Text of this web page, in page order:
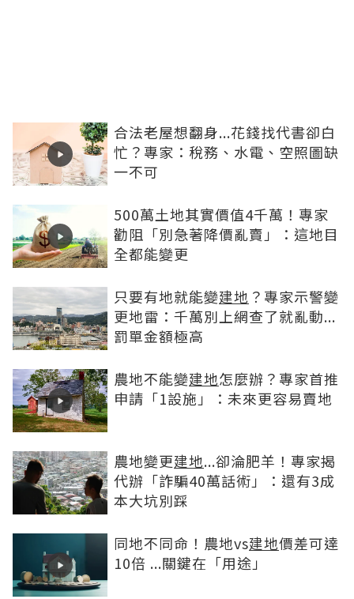
合法老屋想翻身...花錢找代書卻白
忙？專家：稅務、水電、空照圖缺
一不可
500萬土地其實價值4千萬！專家
勸阻「別急著降價亂賣」：這地目
全都能變更
只要有地就能變建地 ？專家示警變
更地雷：千萬別上網查了就亂動...
罰單金額極高
農地不能變建地怎麼辦？專家首推
申請「1設施」：未來更容易賣地
農地變更建地...卻淪肥羊！專家揭
代辦「詐騙40萬話術」：還有3成
本大坑別踩
同地不同命！農地vs建地價差可達
10倍 ...關鍵在「用途」